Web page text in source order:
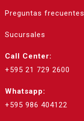
Preguntas frecuentes
Sucursales
Call Center:
+595 21 729 2600
Whatsapp:
+595 986 404122